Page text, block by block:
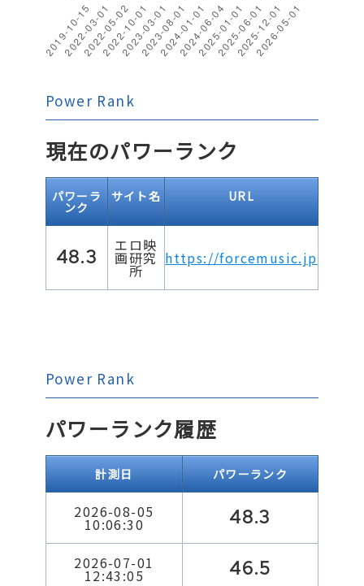
Power Rank
現在のパワーランク
パワーラ
ンク
サイト名 URL
48.3
エロ映
画研究
所
https://forcemusic.jp
Power Rank
パワーランク履歴
計測日 パワーランク
2026-08-05
10:06:30 48.3
2026-07-01
12:43:05 46.5